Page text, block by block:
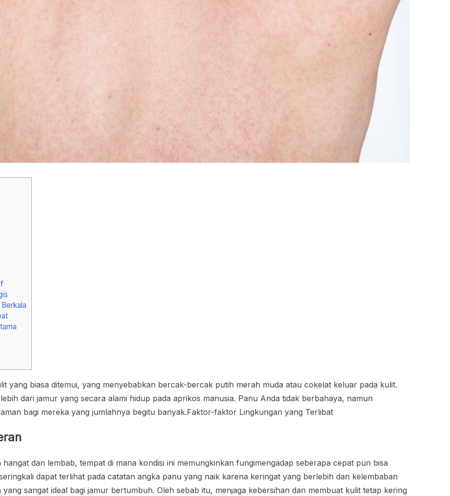
yang biasa ditemui, yang menyebabkan bercak-bercak putih merah muda atau cokelat keluar pada kulit.
dari jamur yang secara alami hidup pada aprikos manusia. Panu Anda tidak berbahaya, namun
bagi mereka yang jumlahnya begitu banyak.Faktor-faktor Lingkungan yang Terlibat
dan lembab, tempat di mana kondisi ini memungkinkan fungimengadap seberapa cepat pun bisa
dapat terlihat pada catatan angka panu yang naik karena keringat yang berlebih dan kelembaban
sangat ideal bagi jamur bertumbuh. Oleh sebab itu, menjaga kebersihan dan membuat kulit tetap kering